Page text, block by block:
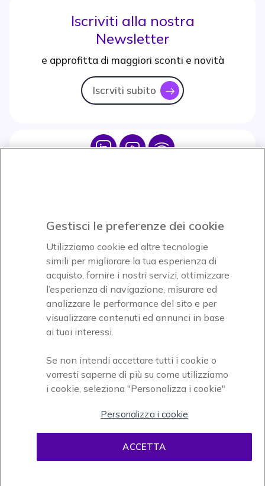
Iscriviti alla nostra
Newsletter
e approfitta di maggiori sconti e novità
Iscrviti subito icon
Icon IconIcon
Accettiamo
Onedirect, azienda del gruppo INCEPT
Condizioni di vendita
Gestisci le preferenze dei cookie
Utilizziamo cookie ed altre tecnologie
simili per migliorare la tua esperienza di
acquisto, fornire i nostri servizi, ottimizzare
l’esperienza di navigazione, misurare ed
analizzare le performance del sito e per
visualizzare contenuti ed annunci in base
ai tuoi interessi.
Se non intendi accettare tutti i cookie o
vorresti saperne di più su come utilizziamo
i cookie, seleziona "Personalizza i cookie"
Personalizza i cookie
ACCETTA